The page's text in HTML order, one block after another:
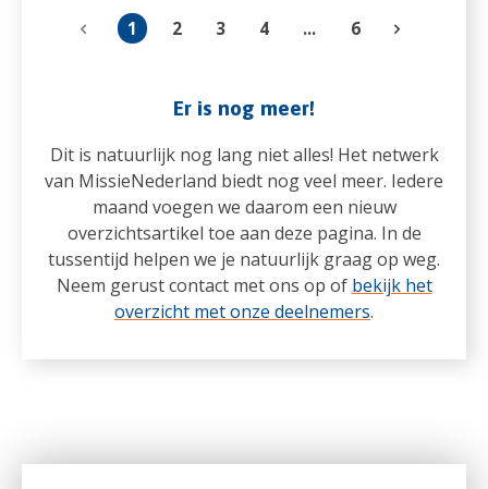
1 2 3 4 ... 6
Er is nog meer!
Dit is natuurlijk nog lang niet alles! Het netwerk
van MissieNederland biedt nog veel meer. Iedere
maand voegen we daarom een nieuw
overzichtsartikel toe aan deze pagina. In de
tussentijd helpen we je natuurlijk graag op weg.
Neem gerust contact met ons op of bekijk het
overzicht met onze deelnemers.